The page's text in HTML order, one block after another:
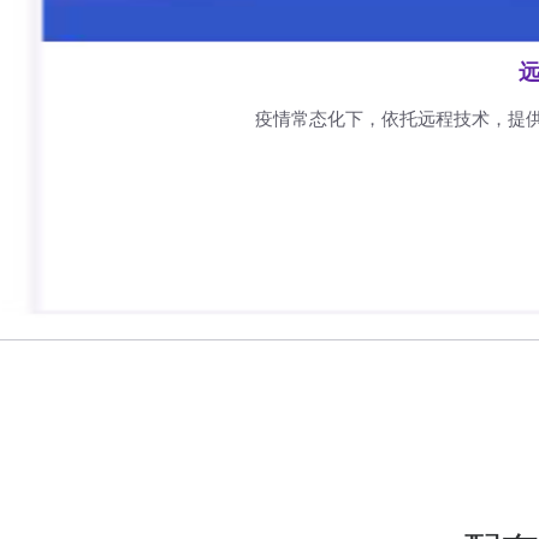
疫情常态化下，依托远程技术，提